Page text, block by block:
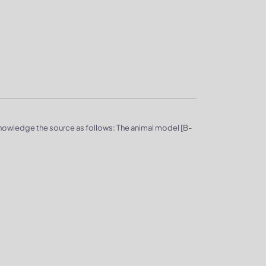
the source as follows: The animal model [B-